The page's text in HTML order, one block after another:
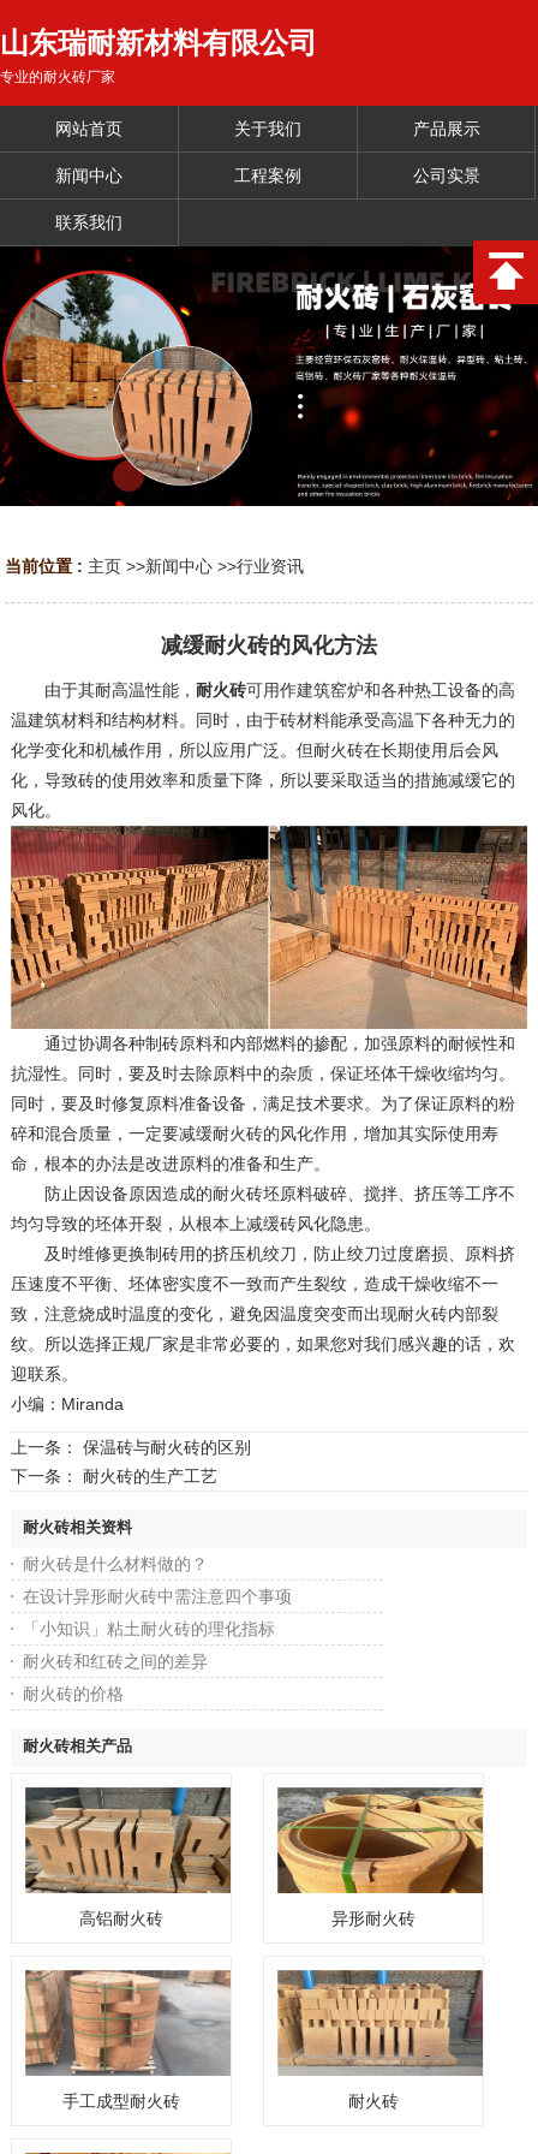
山东瑞耐新材料有限公司
专业的耐火砖厂家
网站首页 关于我们 产品展示
新闻中心 工程案例 公司实景
联系我们
当前位置 : 主页 >>新闻中心 >>行业资讯
减缓耐火砖的风化方法
由于其耐高温性能， 耐火砖可用作建筑窑炉和各种热工设备的高
温建筑材料和结构材料。同时，由于砖材料能承受高温下各种无力的
化学变化和机械作用，所以应用广泛。但耐火砖在长期使用后会风
化，导致砖的使用效率和质量下降，所以要采取适当的措施减缓它的
风化。
通过协调各种制砖原料和内部燃料的掺配，加强原料的耐候性和
抗湿性。同时，要及时去除原料中的杂质，保证坯体干燥收缩均匀。
同时，要及时修复原料准备设备，满足技术要求。为了保证原料的粉
碎和混合质量，一定要减缓耐火砖的风化作用，增加其实际使用寿
命，根本的办法是改进原料的准备和生产。
防止因设备原因造成的耐火砖坯原料破碎、搅拌、挤压等工序不
均匀导致的坯体开裂，从根本上减缓砖风化隐患。
及时维修更换制砖用的挤压机绞刀，防止绞刀过度磨损、原料挤
压速度不平衡、坯体密实度不一致而产生裂纹，造成干燥收缩不一
致，注意烧成时温度的变化，避免因温度突变而出现耐火砖内部裂
纹。所以选择正规厂家是非常必要的，如果您对我们感兴趣的话，欢
迎联系。
小编：Miranda
上一条： 保温砖与耐火砖的区别
下一条： 耐火砖的生产工艺
耐火砖相关资料
耐火砖是什么材料做的？
在设计异形耐火砖中需注意四个事项
「小知识」粘土耐火砖的理化指标
耐火砖和红砖之间的差异
耐火砖的价格
耐火砖相关产品
高铝耐火砖 异形耐火砖
手工成型耐火砖 耐火砖